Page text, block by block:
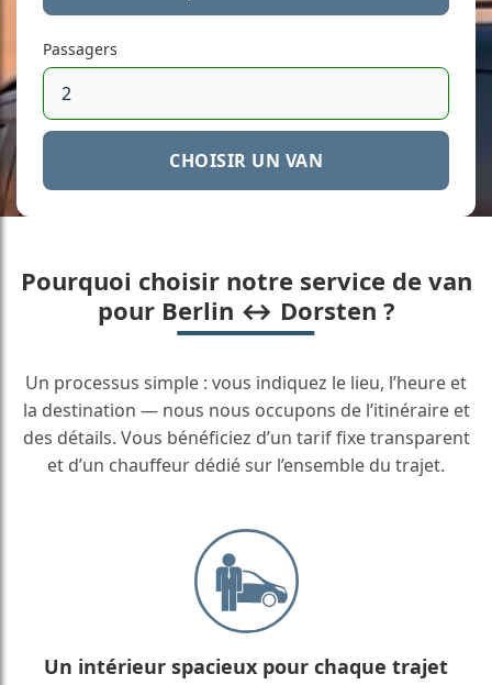
Passagers
CHOISIR UN VAN
Pourquoi choisir notre service de van
pour Berlin ↔ Dorsten ?
Un processus simple : vous indiquez le lieu, l’heure et
la destination — nous nous occupons de l’itinéraire et
des détails. Vous bénéficiez d’un tarif fixe transparent
et d’un chauffeur dédié sur l’ensemble du trajet.
Un intérieur spacieux pour chaque trajet